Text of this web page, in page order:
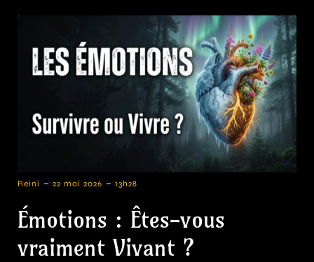
Reini - 22 mai 2026 - 13h28
Émotions : Êtes-vous
vraiment Vivant ?